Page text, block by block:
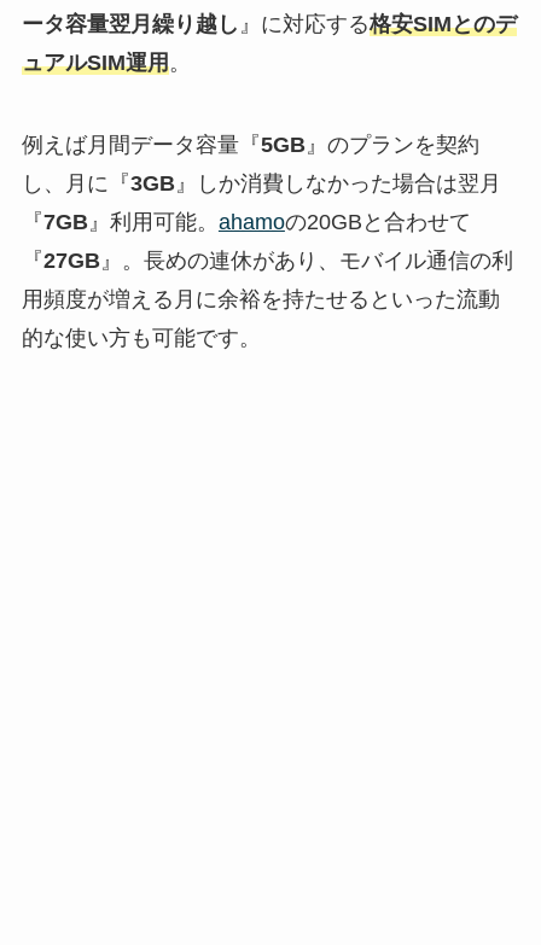
ータ容量翌月繰り越し 』に対応する格安SIMとのデ
ュアルSIM運用。
例えば月間データ容量『5GB』のプランを契約
し、月に『3GB』しか消費しなかった場合は翌月
『7GB』利用可能。 ahamoの20GBと合わせて
『27GB』。長めの連休があり、モバイル通信の利
用頻度が増える月に余裕を持たせるといった流動
的な使い方も可能です。